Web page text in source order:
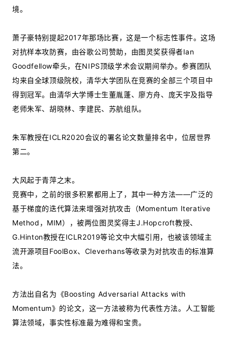
境。
萧子豪特别提起2017年那场比赛，这是一个标志性事件。这场
对抗样本攻防赛，由谷歌公司赞助，由图灵奖获得者Ian
Goodfellow牵头，在NIPS顶级学术会议期间举办。参赛团队
均来自全球顶级院校，清华大学团队在竞赛的全部三个项目中
得到冠军。由清华大学博士生董胤蓬、廖方舟、庞天宇及指导
老师朱军、胡晓林、李建民、苏航组队。
朱军教授在ICLR2020会议的署名论文数量排名中，位居世界
第二。
大风起于青萍之末。
竞赛中，之前的很多积累都用上了，其中一种方法——广泛的
基于梯度的迭代算法来增强对抗攻击（Momentum Iterative
Method，MIM），被两位图灵奖得主J.Hopcroft教授、
G.Hinton教授在ICLR2019等论文中大幅引用，也被该领域主
流开源项目FoolBox、Cleverhans等收录为对抗攻击的标准算
法。
方法出自名为《Boosting Adversarial Attacks with
Momentum》的论文，这一方法被称为代表性方法。人工智能
算法领域，事实性标准最为难得和宝贵。